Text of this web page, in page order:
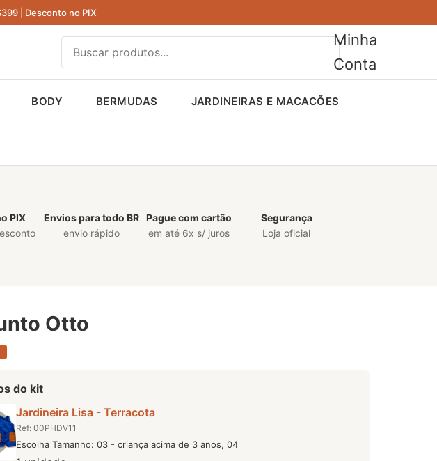
| Desconto no PIX
Minha
Conta
BODY BERMUDAS JARDINEIRAS E MACACÕES
PIX
Envios para todo BR
envio rápido
Pague com cartão
em até 6x s/ juros
Segurança
Loja oficial
Otto
do kit
Jardineira Lisa - Terracota
Ref: 00PHDV11
Escolha Tamanho: 03 - criança acima de 3 anos, 04